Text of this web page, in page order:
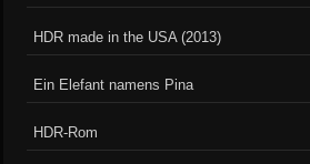
HDR made in the USA (2013)
Ein Elefant namens Pina
HDR-Rom